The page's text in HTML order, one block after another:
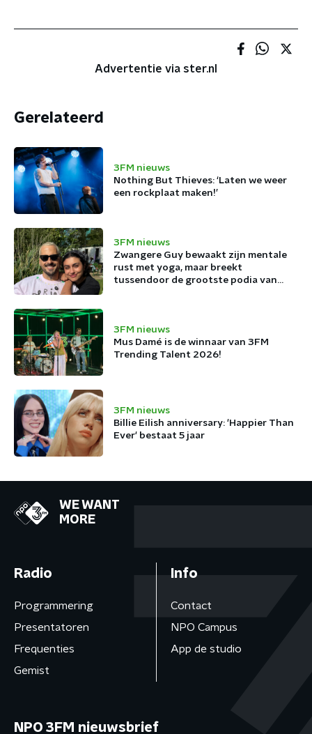
Advertentie via ster.nl
Gerelateerd
3FM nieuws
Nothing But Thieves: ‘Laten we weer
een rockplaat maken!’
3FM nieuws
Zwangere Guy bewaakt zijn mentale
rust met yoga, maar breekt
tussendoor de grootste podia van
3FM nieuws
Mus Damé is de winnaar van 3FM
Trending Talent 2026!
3FM nieuws
Billie Eilish anniversary: 'Happier Than
Ever' bestaat 5 jaar
WE WANT
MORE
Radio
Programmering
Presentatoren
Frequenties
Gemist
Info
Contact
NPO Campus
App de studio
NPO 3FM nieuwsbrief